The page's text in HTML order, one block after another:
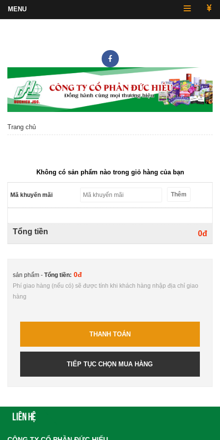
Trang chủ
Không có sản phẩm nào trong giỏ hàng của bạn
Mã khuyến mãi Thêm
Tổng tiền 0đ
sản phẩm - Tổng tiền: 0đ
Phí giao hàng (nếu có) sẽ được tính khi khách hàng nhập địa chỉ giao
hàng
THANH TOÁN
TIẾP TỤC CHỌN MUA HÀNG
Liên hệ